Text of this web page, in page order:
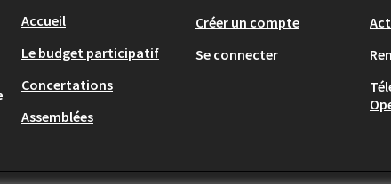
Accueil
Le budget participatif
Concertations
Assemblées
Créer un compte
Se connecter